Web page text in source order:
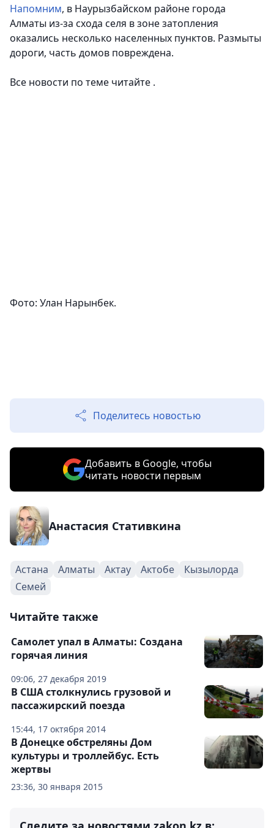
Напомним, в Наурызбайском районе города
Алматы из-за схода селя в зоне затопления
оказались несколько населенных пунктов. Размыты
дороги, часть домов повреждена.
Все новости по теме читайте .
Фото: Улан Нарынбек.
Поделитесь новостью
Добавить в Google, чтобы
читать новости первым
Анастасия Стативкина
Астана Алматы Актау Актобе
Кызылорда
Семей
Читайте также
09:06, 27 декабря 2019
Самолет упал в Алматы: Создана
горячая линия
15:44, 17 октября 2014
В США столкнулись грузовой и
пассажирский поезда
23:36, 30 января 2015
В Донецке обстреляны Дом
культуры и троллейбус. Есть
жертвы